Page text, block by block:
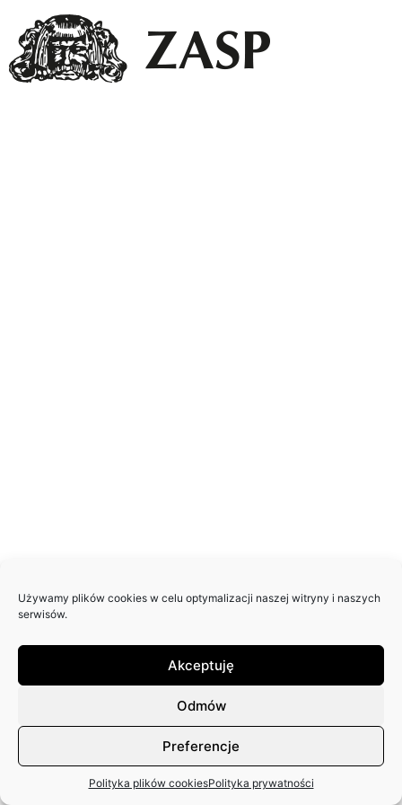
Używamy plików cookies w celu optymalizacji naszej witryny i naszych
serwisów.
Akceptuję
Odmów
Preferencje
Polityka plików cookiesPolityka prywatności